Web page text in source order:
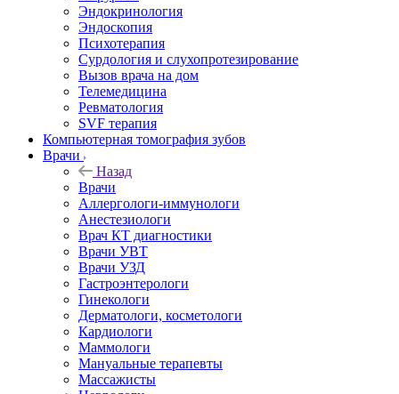
Эндокринология
Эндоскопия
Психотерапия
Сурдология и слухопротезирование
Вызов врача на дом
Телемедицина
Ревматология
SVF терапия
Компьютерная томография зубов
Врачи
Назад
Врачи
Аллергологи-иммунологи
Анестезиологи
Врач КТ диагностики
Врачи УВТ
Врачи УЗД
Гастроэнтерологи
Гинекологи
Дерматологи, косметологи
Кардиологи
Маммологи
Мануальные терапевты
Массажисты